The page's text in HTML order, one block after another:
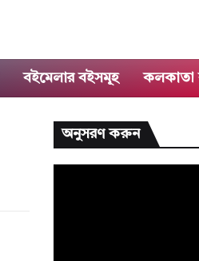
বইমেলার বইসমূহ কলকাতা
অনুসরণ করুন